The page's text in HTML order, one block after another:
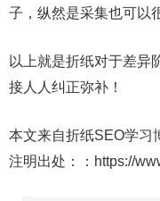
子，纵然是采集也可以
以上就是折纸对于差异
接人人纠正弥补！
本文来自折纸SEO学习
注明出处：：https://